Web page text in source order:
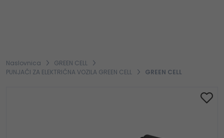
Naslovnica
GREEN CELL
PUNJAČI ZA ELEKTRIČNA VOZILA GREEN CELL
GREEN CELL